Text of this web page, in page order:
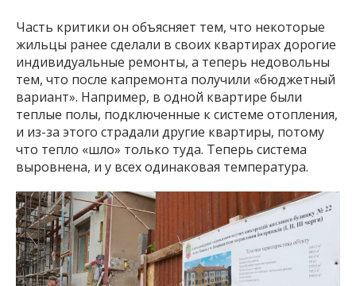
Часть критики он объясняет тем, что некоторые
жильцы ранее сделали в своих квартирах дорогие
индивидуальные ремонты, а теперь недовольны
тем, что после капремонта получили «бюджетный
вариант». Например, в одной квартире были
теплые полы, подключенные к системе отопления,
и из-за этого страдали другие квартиры, потому
что тепло «шло» только туда. Теперь система
выровнена, и у всех одинаковая температура.